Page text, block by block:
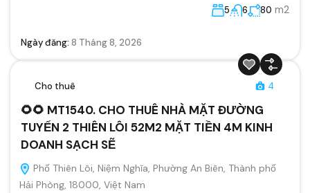
5 6 80 m2
Ngày đăng: 8 Tháng 8, 2026
Cho thuê 4
🌻🌻 MT1540. CHO THUÊ NHÀ MẶT ĐƯỜNG
TUYẾN 2 THIÊN LÔI 52M2 MẶT TIỀN 4M KINH
DOANH SẠCH SẼ
Phố Thiên Lôi, Niệm Nghĩa, Phường An Biên, Thành phố
Hải Phòng, 18000, Việt Nam